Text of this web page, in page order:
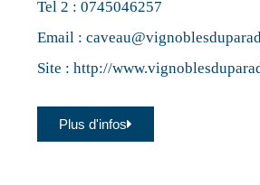
Tel 2 :0745046257
Email :
Site :http://
Plus d'infos